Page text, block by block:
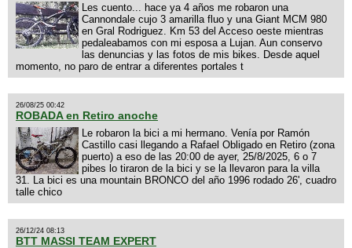
Les cuento... hace ya 4 años me robaron una
Cannondale cujo 3 amarilla fluo y una Giant MCM 980
en Gral Rodriguez. Km 53 del Acceso oeste mientras
pedaleabamos con mi esposa a Lujan. Aun conservo
las denuncias y las fotos de mis bikes. Desde aquel
momento, no paro de entrar a diferentes portales t
26/08/25 00:42
ROBADA en Retiro anoche
Le robaron la bici a mi hermano. Venía por Ramón
Castillo casi llegando a Rafael Obligado en Retiro (zona
puerto) a eso de las 20:00 de ayer, 25/8/2025, 6 o 7
pibes lo tiraron de la bici y se la llevaron para la villa
31. La bici es una mountain BRONCO del año 1996 rodado 26', cuadro
talle chico
26/12/24 08:13
BTT MASSI TEAM EXPERT